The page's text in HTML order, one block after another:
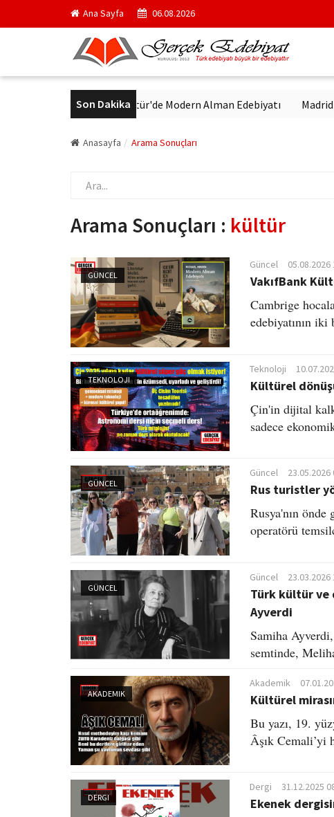
Ana Sayfa 06.08.2026
Son Dakika
VakıfBank Kültür'de Modern Alman Edebiyatı Madrid Müzesi
Anasayfa Arama Sonuçları
Arama Sonuçları : kültür
GÜNCEL
Güncel 05.08.2026
VakıfBank
Cambrige
edebiyatının iki
TEKNOLOJI
Teknoloji
Kültürel
Çin'in dijital
sadece
GÜNCEL
Güncel 23.05.2026
Rus turistler
Rusya'nın
operatörü
GÜNCEL
Güncel 23.03.2026
Türk kültür ve
Ayverdi
Samiha
semtinde,
AKADEMIK
Akademik
Kültürel
Bu yazı, 19.
Âşık Cemali’yi
DERGI
Dergi 31.12.2025
Ekenek